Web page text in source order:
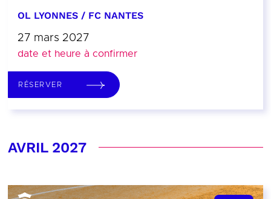
OL LYONNES / FC NANTES
27 mars 2027
date et heure à confirmer
RÉSERVER
AVRIL 2027